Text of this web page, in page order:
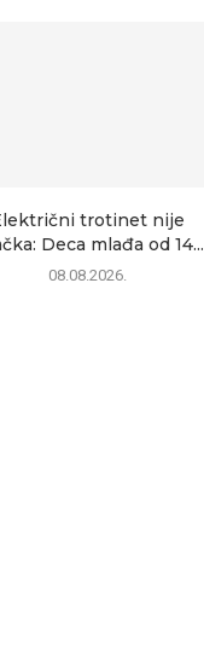
trotinet nije
Deca mlađa od 14...
08.08.2026.